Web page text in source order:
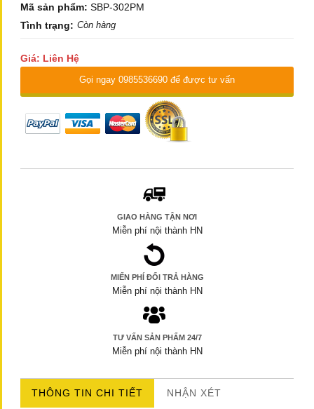
Mã sản phẩm: SBP-302PM
Tình trạng: Còn hàng
Giá: Liên Hệ
Gọi ngay 0985536690 để được tư vấn
GIAO HÀNG TẬN NƠI
Miễn phí nội thành HN
MIẾN PHÍ ĐỔI TRẢ HÀNG
Miễn phí nội thành HN
TƯ VẤN SẢN PHẨM 24/7
Miễn phí nội thành HN
THÔNG TIN CHI TIẾT NHẬN XÉT